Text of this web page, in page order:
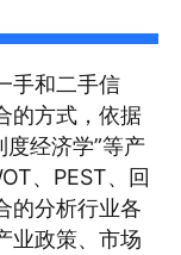
手和二手信
的方式，依据
度经济学”等产
、PEST、回
的分析行业各
业政策、市场